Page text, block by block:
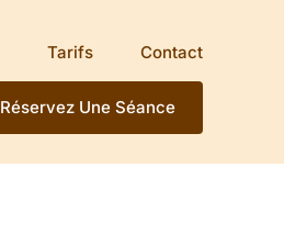
Tarifs Contact
Réservez Une Séance